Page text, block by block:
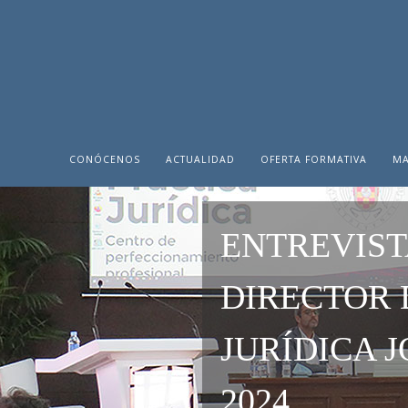
CONÓCENOS ACTUALIDAD OFERTA FORMATIVA
DIRECTOR
JURÍDICA